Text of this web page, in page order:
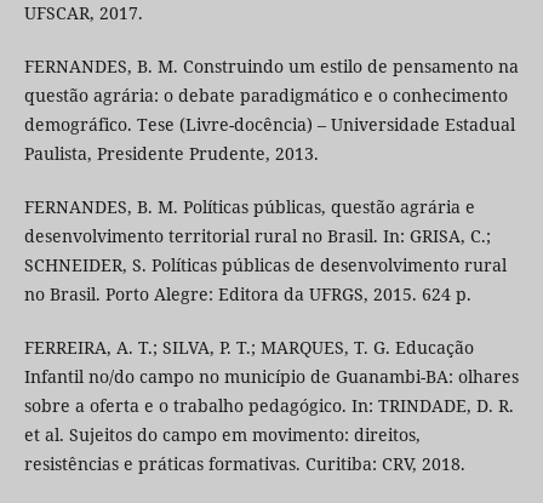
UFSCAR, 2017.
FERNANDES, B. M. Construindo um estilo de pensamento na
questão agrária: o debate paradigmático e o conhecimento
demográfico. Tese (Livre-docência) – Universidade Estadual
Paulista, Presidente Prudente, 2013.
FERNANDES, B. M. Políticas públicas, questão agrária e
desenvolvimento territorial rural no Brasil. In: GRISA, C.;
SCHNEIDER, S. Políticas públicas de desenvolvimento rural
no Brasil. Porto Alegre: Editora da UFRGS, 2015. 624 p.
FERREIRA, A. T.; SILVA, P. T.; MARQUES, T. G. Educação
Infantil no/do campo no município de Guanambi-BA: olhares
sobre a oferta e o trabalho pedagógico. In: TRINDADE, D. R.
et al. Sujeitos do campo em movimento: direitos,
resistências e práticas formativas. Curitiba: CRV, 2018.